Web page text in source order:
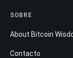
SOBRE
About Bitcoin
Contacto